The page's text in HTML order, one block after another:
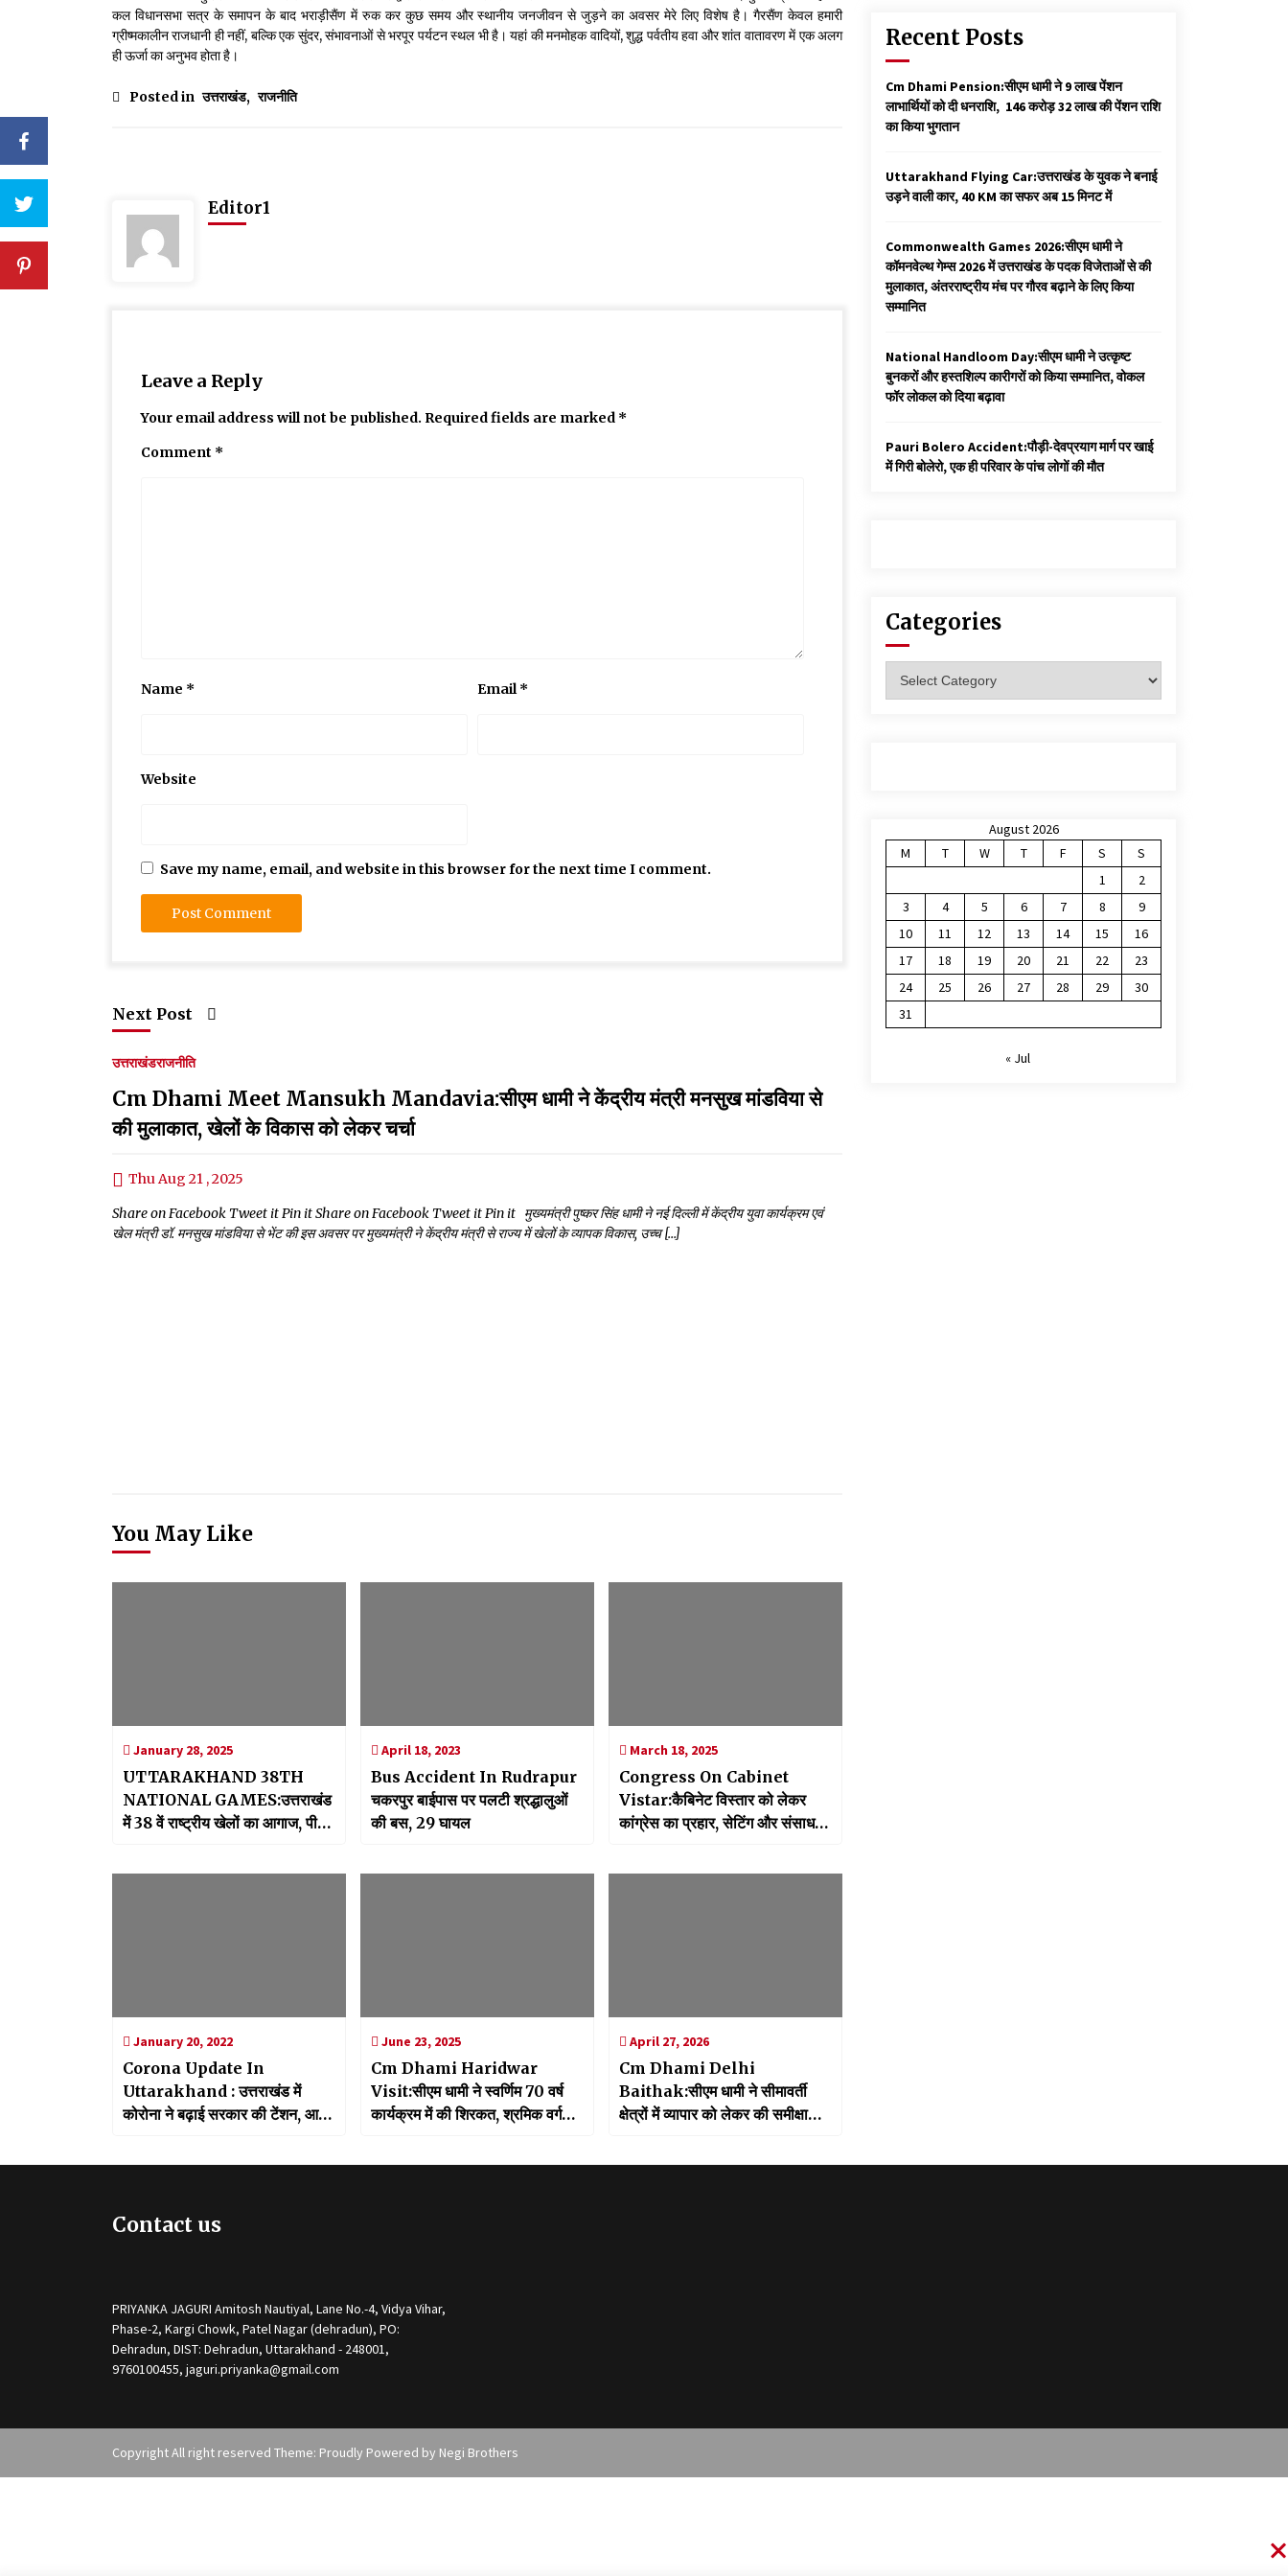
कल विधानसभा सत्र के समापन के बाद भराड़ीसैंण में रुक कर कुछ समय और स्थानीय जनजीवन से जुड़ने का अवसर मेरे लिए विशेष है। गैरसैंण केवल हमारी
ग्रीष्मकालीन राजधानी ही नहीं, बल्कि एक सुंदर, संभावनाओं से भरपूर पर्यटन स्थल भी है। यहां की मनमोहक वादियों, शुद्ध पर्वतीय हवा और शांत वातावरण में एक अलग
ही ऊर्जा का अनुभव होता है।
Posted in उत्तराखंड, राजनीति
Editor1
Leave a Reply
Your email address will not be published. Required fields are marked *
Comment *
Name * Email*
Website
Save my name, email, and website in this browser for the next time I comment.
Next Post
उत्तराखंडराजनीति
Cm Dhami Meet Mansukh Mandavia:सीएम धामी ने केंद्रीय मंत्री मनसुख मांडविया से
की मुलाकात, खेलों के विकास को लेकर चर्चा
Thu Aug 21 , 2025
Share on Facebook Tweet it Pin it Share on Facebook Tweet it Pin it मुख्यमंत्री पुष्कर सिंह धामी ने नई दिल्ली में केंद्रीय युवा कार्यक्रम एवं
खेल मंत्री डॉ. मनसुख मांडविया से भेंट की इस अवसर पर मुख्यमंत्री ने केंद्रीय मंत्री से राज्य में खेलों के व्यापक विकास, उच्च […]
You May Like
January 28, 2025
UTTARAKHAND 38TH
NATIONAL GAMES:उत्तराखंड
में 38 वें राष्ट्रीय खेलों का आगाज, पीएम
April 18, 2023
Bus Accident In Rudrapur
चकरपुर बाईपास पर पलटी श्रद्धालुओं
की बस, 29 घायल
March 18, 2025
Congress On Cabinet
Vistar:कैबिनेट विस्तार को लेकर
कांग्रेस का प्रहार, सेटिंग और संसाधन
January 20, 2022
Corona Update In
Uttarakhand : उत्तराखंड में
कोरोना ने बढ़ाई सरकार की टेंशन, आज
June 23, 2025
Cm Dhami Haridwar
Visit:सीएम धामी ने स्वर्णिम 70 वर्ष
कार्यक्रम में की शिरकत, श्रमिक वर्ग
April 27, 2026
Cm Dhami Delhi
Baithak:सीएम धामी ने सीमावर्ती
क्षेत्रों में व्यापार को लेकर की समीक्षा
Recent Posts
Cm Dhami Pension:सीएम धामी ने 9 लाख पेंशन
लाभार्थियों को दी धनराशि, ₹ 146 करोड़ 32 लाख की पेंशन राशि
का किया भुगतान
Uttarakhand Flying Car:उत्तराखंड के युवक ने बनाई
उड़ने वाली कार, 40 KM का सफर अब 15 मिनट में
Commonwealth Games 2026:सीएम धामी ने
कॉमनवेल्थ गेम्स 2026 में उत्तराखंड के पदक विजेताओं से की
मुलाकात, अंतरराष्ट्रीय मंच पर गौरव बढ़ाने के लिए किया
सम्मानित
National Handloom Day:सीएम धामी ने उत्कृष्ट
बुनकरों और हस्तशिल्प कारीगरों को किया सम्मानित, वोकल
फॉर लोकल को दिया बढ़ावा
Pauri Bolero Accident:पौड़ी-देवप्रयाग मार्ग पर खाई
में गिरी बोलेरो, एक ही परिवार के पांच लोगों की मौत
Categories
August 2026
M
T W T F S
S
1
2
3
4 5 6 7 8
9
10
11 12 13 14 15
16
17
18 19 20 21 22
23
24
25 26 27 28 29
30
31
« Jul
Contact us
PRIYANKA JAGURI Amitosh Nautiyal, Lane No.-4, Vidya Vihar,
Phase-2, Kargi Chowk, Patel Nagar (dehradun), PO:
Dehradun, DIST: Dehradun, Uttarakhand - 248001,
9760100455, jaguri.priyanka@gmail.com
Copyright All right reserved Theme: Proudly Powered by Negi Brothers